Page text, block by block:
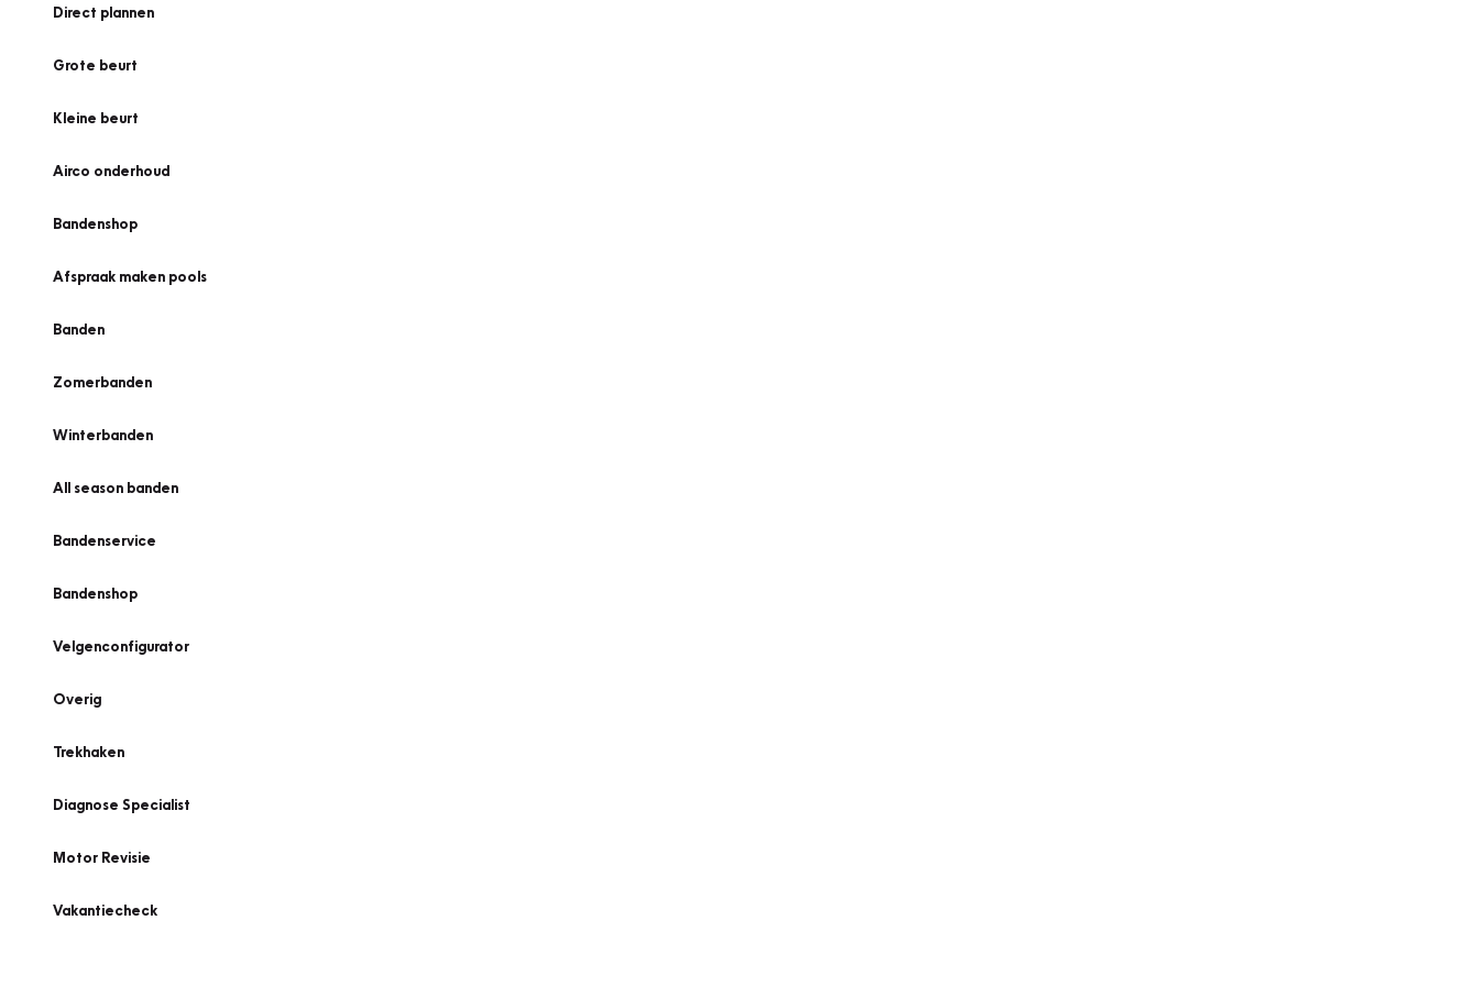
Direct plannen
Grote beurt
Kleine beurt
Airco onderhoud
Bandenshop
Afspraak maken pools
Banden
Zomerbanden
Winterbanden
All season banden
Bandenservice
Bandenshop
Velgenconfigurator
Overig
Trekhaken
Diagnose Specialist
Motor Revisie
Vakantiecheck